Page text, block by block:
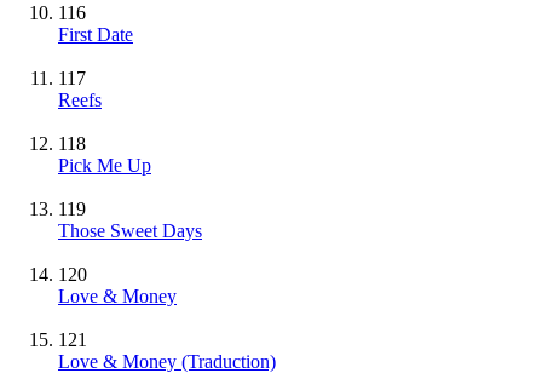
116
First Date
117
Reefs
118
Pick Me Up
119
Those Sweet Days
120
Love & Money
121
Love & Money (Traduction)